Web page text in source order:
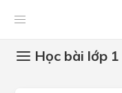
Học bài lớp 1